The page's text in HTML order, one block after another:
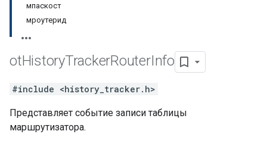
мпаскост
мроутерид
otHistoryTrackerRouterInfo
#include <history_tracker.h>
Представляет событие записи таблицы
маршрутизатора.